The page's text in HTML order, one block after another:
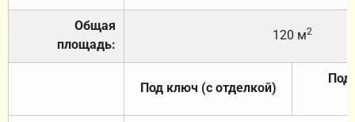
Общая
площадь:
120 м2
Под ключ (с отделкой)
Под